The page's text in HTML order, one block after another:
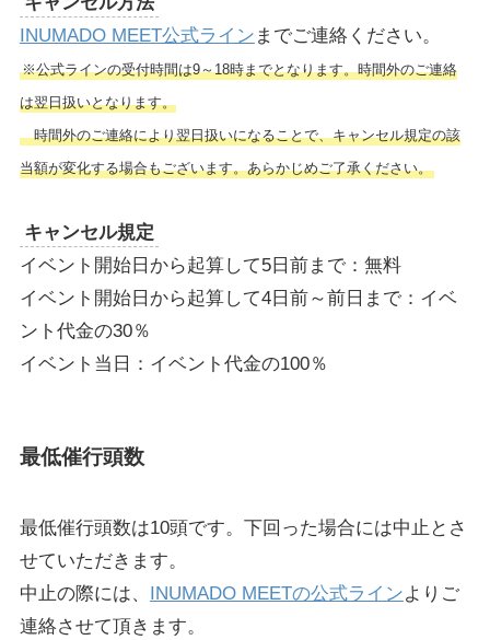
INUMADO MEET公式ライン までご連絡ください。
※公式ラインの受付時間は9～18時までとなります。時間外のご連絡
は翌日扱いとなります。
時間外のご連絡により翌日扱いになることで、キャンセル規定の該
当額が変化する場合もございます。あらかじめご了承ください。
キャンセル規定
イベント開始日から起算して5日前まで：無料
イベント開始日から起算して4日前～前日まで：イベ
ント代金の30％
イベント当日：イベント代金の100％
最低催行頭数
最低催行頭数は10頭です。下回った場合には中止とさ
せていただきます。
中止の際には、 INUMADO MEETの公式ラインよりご
連絡させて頂きます。